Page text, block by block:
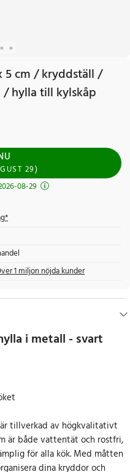
5 cm / kryddställ /
hylla till kylskåp
29)
08-29
1 miljon nöjda kunder
i metall - svart
tillverkad av högkvalitativt
är både vattentät och rostfri,
för alla kök. Med måtten
dina kryddor och